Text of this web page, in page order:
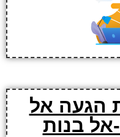
הגעה אל
בנות